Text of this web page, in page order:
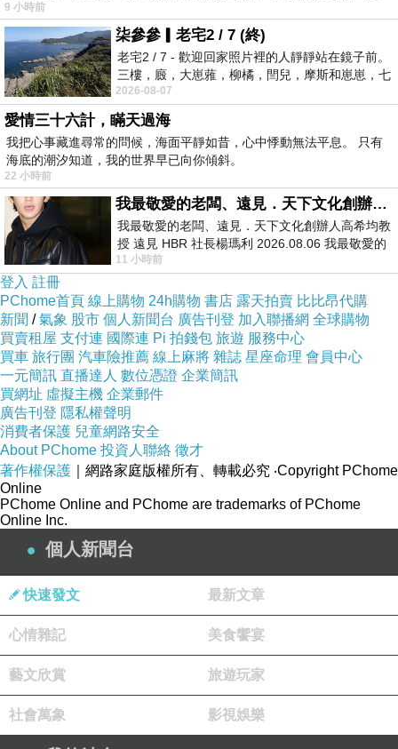
9 小時前
柒參參▎老宅2 / 7 (終)
老宅2 / 7 - 歡迎回家照片裡的人靜靜站在鏡子前。
三樓，廄，大崽蕥，柳橘，閆兒，摩斯和崽崽，七
個人整整齊齊地站在鏡框之外，如同
2026-08-07
愛情三十六計，瞞天過海
我把心事藏進尋常的問候，海面平靜如昔，心中悸動無法平息。 只有
海底的潮汐知道，我的世界早已向你傾斜。
22 小時前
我最敬愛的老闆、遠見．天下文化創辦人高希均教授
我最敬愛的老闆、遠見．天下文化創辦人高希均教
授 遠見 HBR 社長楊瑪利 2026.08.06 我最敬愛的
老闆、遠見．天下文化創辦人高希均教
11 小時前
登入 註冊
PChome首頁 線上購物 24h購物 書店 露天拍賣 比比昂代購
新聞 /氣象 股市 個人新聞台 廣告刊登 加入聯播網 全球購物
買賣租屋 支付連 國際連 Pi 拍錢包 旅遊 服務中心
買車 旅行團 汽車險推薦 線上麻將 雜誌 星座命理 會員中心
一元簡訊 直播達人 數位憑證 企業簡訊
買網址 虛擬主機 企業郵件
廣告刊登 隱私權聲明
消費者保護 兒童網路安全
About PChome 投資人聯絡 徵才
著作權保護 ｜網路家庭版權所有、轉載必究 ‧Copyright PChome
Online
PChome Online and PChome are trademarks of PChome
Online Inc.
個人新聞台
快速發文 最新文章
心情雜記 美食饗宴
藝文欣賞 旅遊玩家
社會萬象 影視娛樂